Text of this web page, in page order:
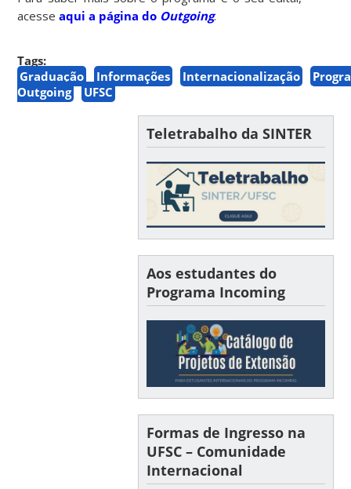
acesseaqui a página do Outgoing.
Tags:
Graduação
Informações Internacionalização
Outgoing
UFSC
Teletrabalho da SINTER
Aos estudantes do
Programa Incoming
Formas de Ingresso na
UFSC – Comunidade
Internacional